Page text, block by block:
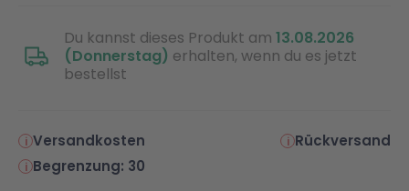
Du kannst dieses Produkt am 13.08.2026
(Donnerstag) erhalten, wenn du es jetzt
bestellst
Versandkosten
Rückversand
Begrenzung: 30